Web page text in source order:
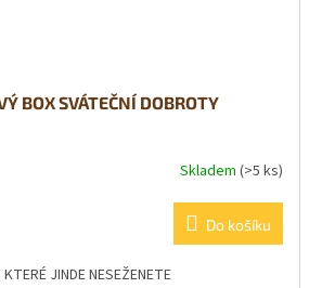
BOX SVÁTEČNÍ DOBROTY
Skladem (>5 ks)
Do košíku
JINDE NESEŽENETE